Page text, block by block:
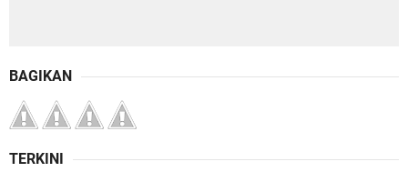
BAGIKAN
TERKINI